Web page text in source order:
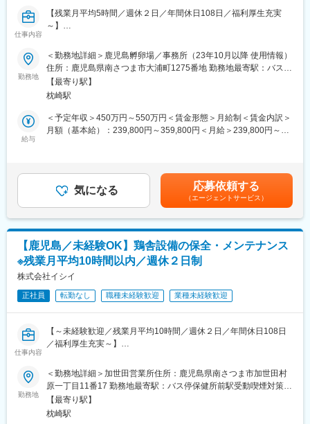
ンターで徹底した衛生管理のもとに処理された枝肉を原料に、国
際規格TQCSI／HACCPシステムを導入し、消費者ニーズに合った
製品づくりをすすめています。
変更の範囲：会社の定める業務
仕事内容
【残業月平均5時間／週休２日／年間休日108日／福利厚生充実
～】
1969年創業以来、肉用鶏の種鶏と孵卵の生産を中心に事業を展開
する当社にて、以下の業務をご担当いただきます。
当社はブロイラーひな導入のパイオニアとして、ブロイラーのひ
な生産・飼養受託・販売も行っております。
近年、後継者不足によりブロイラー農場の廃業が相次いでおりま
す。当社では、そういった農場を従業員を含めて買収し、鶏舎を
オートメーション化することで従業員が重労働をする必要がなく
・種鶏農場施設の管理
・働くスタッフのシフト管理
・種鶏の飼育：集卵作業、選別、チップ捲き（床の管理）、鶏舎
※種鶏とは：
ブロイラー(肉用鶏)を生産するための鶏のことで、通常ブロイラー
ひなの親世代を種鶏、その親世代を原種鶏といいます。
当社の種鶏場では、種鶏と原種鶏を育てています。種鶏場は、北
は青森県から南は鹿児島県まで全国に展開しており、異なる気候
や飼養条件の中、夏場・冬場の管理方法について情報を共有し、
より良い種鶏管理に努めています。
■入社後について
属になり、配属先での研修やＯＪＴで業務を覚えていただきま
す。先輩社員が手厚くフォローするので、未経験の方でも安心し
て入社いただけます。
勤務地
＜勤務地詳細＞鹿児島孵卵場／事務所（23年10月以降 使用情報）
住所：鹿児島県南さつま市大浦町1275番地 勤務地最寄駅：バス停
笠沙高校跡駅受動喫煙対策：敷地内喫煙可能場所あり変更の範
囲：無
【最寄り駅】
枕崎駅
給与
＜予定年収＞450万円～550万円＜賃金形態＞月給制＜賃金内訳＞
月額（基本給）：239,800円～359,800円＜月給＞239,800円～
当、宿・日直手当賃金はあくまでも目安の金額であり、選考を通
じて上下する可能性があります。月給(月額)は固定手当を含めた表
記です。
気になる 応募依頼する
（エージェントサービス）
【鹿児島／未経験OK】鶏舎設備の保全・メンテナンス
※残業月平均10時間以内／週休２日制
株式会社イシイ
正社員 転勤なし 職種未経験歓迎 業種未経験歓迎
仕事内容
【～未経験歓迎／残業月平均10時間／週休２日／年間休日108日
／福利厚生充実～】
1969年創業以来、肉用鶏の種鶏と孵卵の生産を中心に事業を展開
する当社にて、設備の保守、メンテナンスをお任せします。
■業務詳細：
・鶏舎設備の定期メンテナンス、保全
・部材持ち込み、修理 等
勤務地
＜勤務地詳細＞加世田営業所住所：鹿児島県南さつま市加世田村
原一丁目11番17 勤務地最寄駅：バス停保健所前駅受動喫煙対策：
屋内全面禁煙変更の範囲：無
【最寄り駅】
枕崎駅